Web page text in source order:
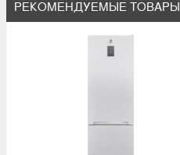
РЕКОМЕНДУЕМЫЕ ТОВАРЫ